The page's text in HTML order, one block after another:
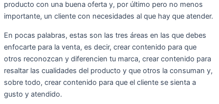
producto con una buena oferta y, por último pero no menos
importante, un cliente con necesidades al que hay que atender.
En pocas palabras, estas son las tres áreas en las que debes
enfocarte para la venta, es decir, crear contenido para que
otros reconozcan y diferencien tu marca, crear contenido para
resaltar las cualidades del producto y que otros la consuman y,
sobre todo, crear contenido para que el cliente se sienta a
gusto y atendido.